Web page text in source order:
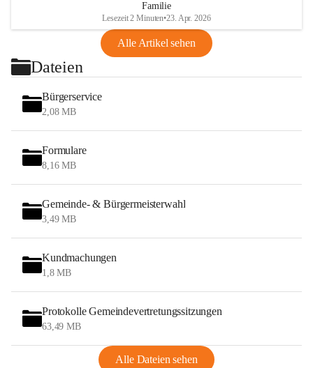
Familie
Lesezeit 2 Minuten•23. Apr. 2026
Alle Artikel sehen
Dateien
Bürgerservice
2,08 MB
Formulare
8,16 MB
Gemeinde- & Bürgermeisterwahl
3,49 MB
Kundmachungen
1,8 MB
Protokolle Gemeindevertretungssitzungen
63,49 MB
Alle Dateien sehen